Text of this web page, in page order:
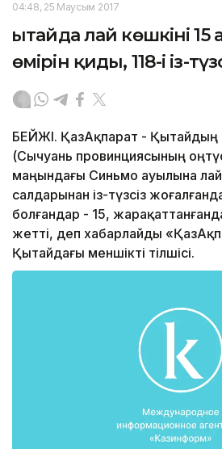
04:48, 25 Маусым 2017
Қытайда лай көшкіні
өмірін қиды, 118-і із-
БЕЙЖІҢ. ҚазАқпарат -
(Сычуань провинциясының
маңындағы Синьмо ауылына лай
салдарынан із-түзсіз
болғандар - 15,
жетті, деп хабарлайды
Қытайдағы меншікті тілшісі.